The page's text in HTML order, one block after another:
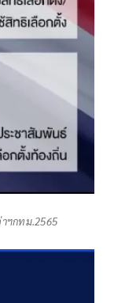
ฯกทม.2565